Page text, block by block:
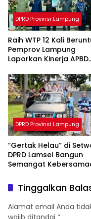
DPRD Provinsi Lampung
Raih WTP 12 Kali
Pemprov Lampung
Laporkan Kinerja APBD
DPRD Provinsi Lampung
“Gertak Helau” di
DPRD Lamsel Bangun
Semangat
Tinggalkan
Alamat email Anda